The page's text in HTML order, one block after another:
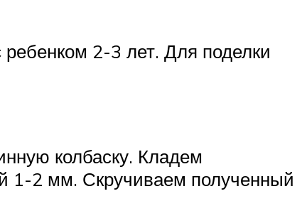
2-3 лет. Для поделки
колбаску. Кладем
1-2 мм. Скручиваем полученный